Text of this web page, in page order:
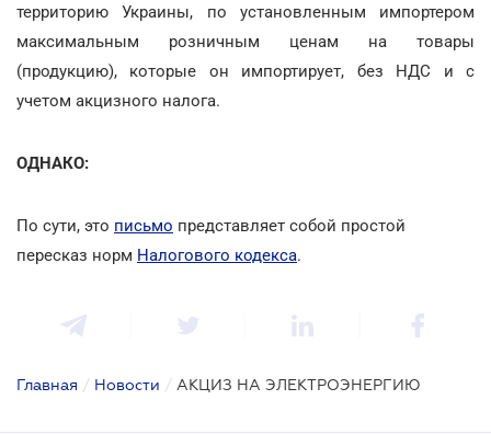
территорию Украины, по установленным импортером
максимальным розничным ценам на товары
(продукцию), которые он импортирует, без НДС и с
учетом акцизного налога.
ОДНАКО:
По сути, это письмо представляет собой простой
пересказ норм Налогового кодекса.
Главная / Новости / АКЦИЗ НА ЭЛЕКТРОЭНЕРГИЮ